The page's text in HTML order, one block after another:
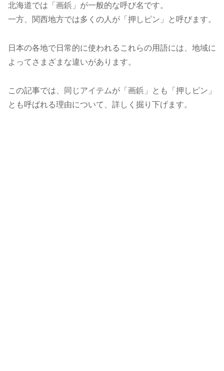
北海道では「画鋲」が一般的な呼び名です。
一方、関西地方では多くの人が「押しピン」と呼びます。
日本の各地で日常的に使われるこれらの用語には、地域に
よってさまざまな違いがあります。
この記事では、同じアイテムが「画鋲」とも「押しピン」
とも呼ばれる理由について、詳しく掘り下げます。